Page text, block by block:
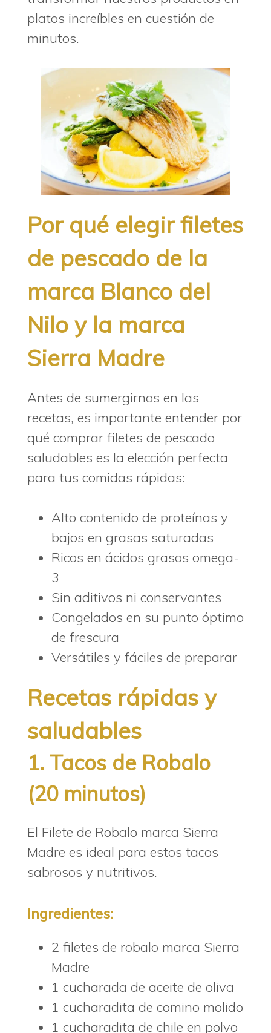
platos increíbles en cuestión de
minutos.
Por qué elegir filetes
de pescado de la
marca Blanco del
Nilo y la marca
Sierra Madre
Antes de sumergirnos en las
recetas, es importante entender por
qué comprar filetes de pescado
saludables es la elección perfecta
para tus comidas rápidas:
Alto contenido de proteínas y
bajos en grasas saturadas
Ricos en ácidos grasos omega-
3
Sin aditivos ni conservantes
Congelados en su punto óptimo
de frescura
Versátiles y fáciles de preparar
Recetas rápidas y
saludables
1. Tacos de Robalo
(20 minutos)
El Filete de Robalo marca Sierra
Madre es ideal para estos tacos
sabrosos y nutritivos.
Ingredientes:
2 filetes de robalo marca Sierra
Madre
1 cucharada de aceite de oliva
1 cucharadita de comino molido
1 cucharadita de chile en polvo